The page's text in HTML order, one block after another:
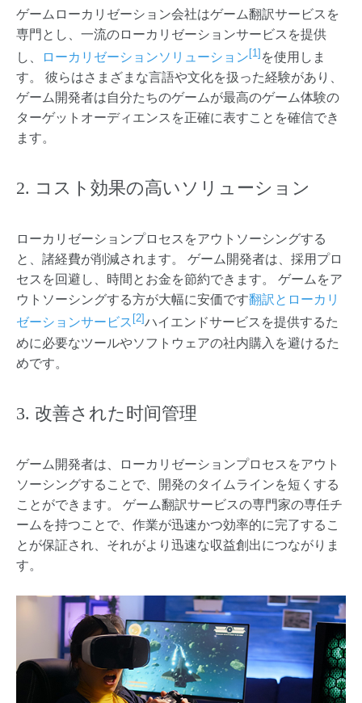
ゲームローカリゼーション会社はゲーム翻訳サービスを
専門とし、一流のローカリゼーションサービスを提供
し、
ローカリゼーションソリューション [1] を使用しま
す。 彼らはさまざまな言語や文化を扱った経験があり、
ゲーム開発者は自分たちのゲームが最高のゲーム体験の
ターゲットオーディエンスを正確に表すことを確信でき
ます。
2. コスト効果の高いソリューション
ローカリゼーションプロセスをアウトソーシングする
と、諸経費が削減されます。 ゲーム開発者は、採用プロ
セスを回避し、時間とお金を節約できます。 ゲームをア
ウトソーシングする方が大幅に安価です翻訳とローカリ
ゼーションサービス [2]ハイエンドサービスを提供するた
めに必要なツールやソフトウェアの社内購入を避けるた
めです。
3. 改善された时间管理
ゲーム開発者は、ローカリゼーションプロセスをアウト
ソーシングすることで、開発のタイムラインを短くする
ことができます。 ゲーム翻訳サービスの専門家の専任チ
ームを持つことで、作業が迅速かつ効率的に完了するこ
とが保証され、それがより迅速な収益創出につながりま
す。